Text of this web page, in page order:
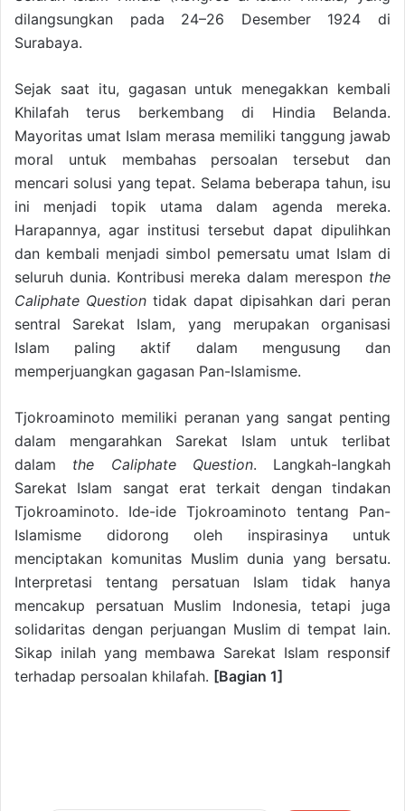
dilangsungkan pada 24–26 Desember 1924 di
Surabaya.
Sejak saat itu, gagasan untuk menegakkan kembali
Khilafah terus berkembang di Hindia Belanda.
Mayoritas umat Islam merasa memiliki tanggung jawab
moral untuk membahas persoalan tersebut dan
mencari solusi yang tepat. Selama beberapa tahun, isu
ini menjadi topik utama dalam agenda mereka.
Harapannya, agar institusi tersebut dapat dipulihkan
dan kembali menjadi simbol pemersatu umat Islam di
seluruh dunia. Kontribusi mereka dalam merespon the
Caliphate Question tidak dapat dipisahkan dari peran
sentral Sarekat Islam, yang merupakan organisasi
Islam paling aktif dalam mengusung dan
memperjuangkan gagasan Pan-Islamisme.
Tjokroaminoto memiliki peranan yang sangat penting
dalam mengarahkan Sarekat Islam untuk terlibat
dalam the Caliphate Question. Langkah-langkah
Sarekat Islam sangat erat terkait dengan tindakan
Tjokroaminoto. Ide-ide Tjokroaminoto tentang Pan-
Islamisme didorong oleh inspirasinya untuk
menciptakan komunitas Muslim dunia yang bersatu.
Interpretasi tentang persatuan Islam tidak hanya
mencakup persatuan Muslim Indonesia, tetapi juga
solidaritas dengan perjuangan Muslim di tempat lain.
Sikap inilah yang membawa Sarekat Islam responsif
terhadap persoalan khilafah. [Bagian 1]